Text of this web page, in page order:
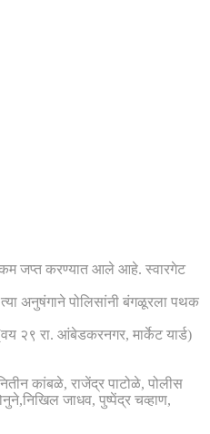
जप्त करण्यात आले आहे. स्वारगेट
अनुषंगाने पोलिसांनी बंगळूरला पथक
२९ रा. आंबेडकरनगर, मार्केट यार्ड)
कांबळे, राजेंद्र पाटोळे, पोलीस
जाधव, पुष्पेंद्र चव्हाण,